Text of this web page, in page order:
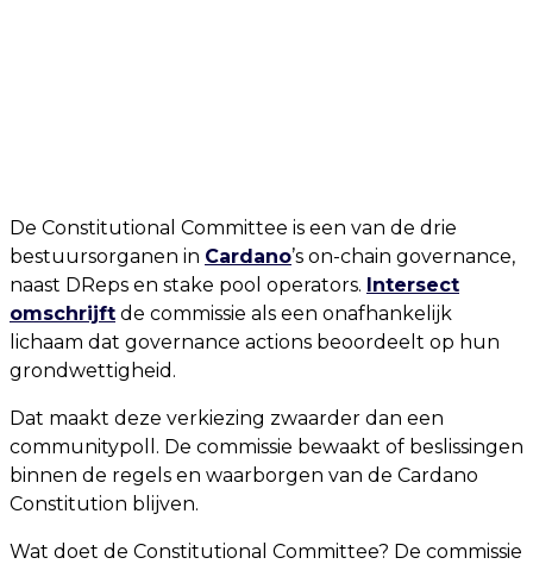
De Constitutional Committee is een van de drie
bestuursorganen in Cardano’s on-chain governance,
naast DReps en stake pool operators. Intersect
omschrijft de commissie als een onafhankelijk
lichaam dat governance actions beoordeelt op hun
grondwettigheid.
Dat maakt deze verkiezing zwaarder dan een
communitypoll. De commissie bewaakt of beslissingen
binnen de regels en waarborgen van de Cardano
Constitution blijven.
Wat doet de Constitutional Committee? De commissie